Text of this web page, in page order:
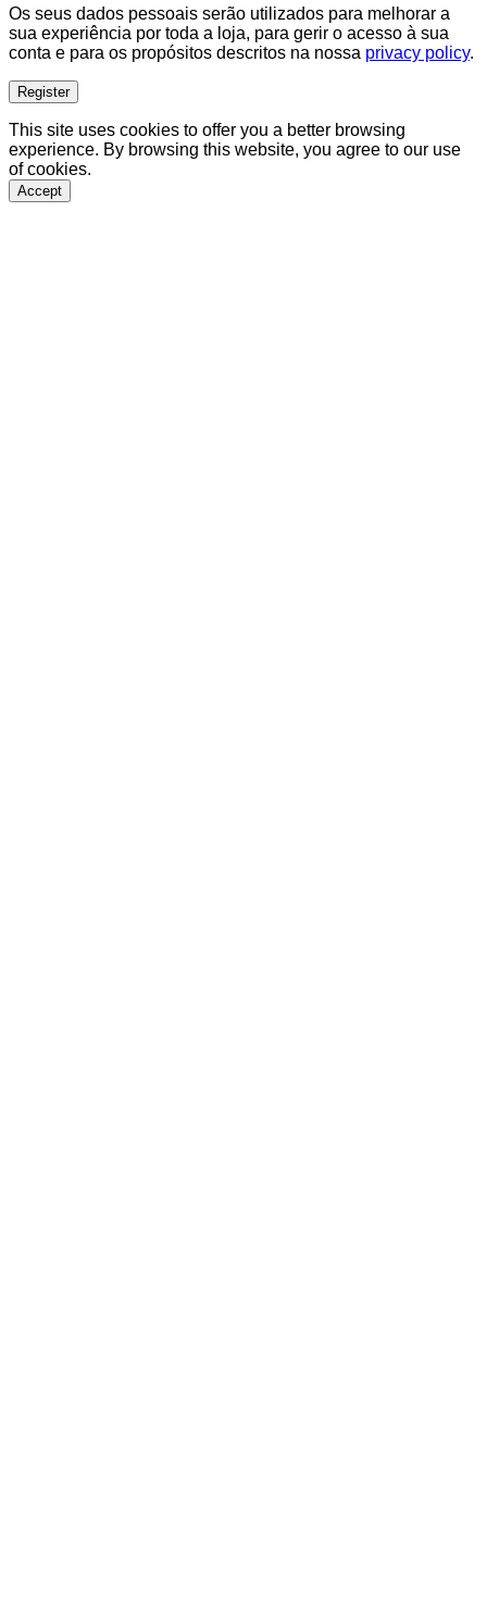
Os seus dados pessoais serão utilizados para melhorar a
sua experiência por toda a loja, para gerir o acesso à sua
conta e para os propósitos descritos na nossa privacy policy.
Register
This site uses cookies to offer you a better browsing
experience. By browsing this website, you agree to our use
of cookies.
Accept